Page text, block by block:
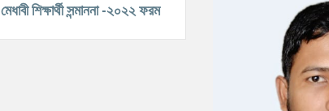
মেধাবী শিক্ষার্থী সন্মাননা -২০২২ ফরম